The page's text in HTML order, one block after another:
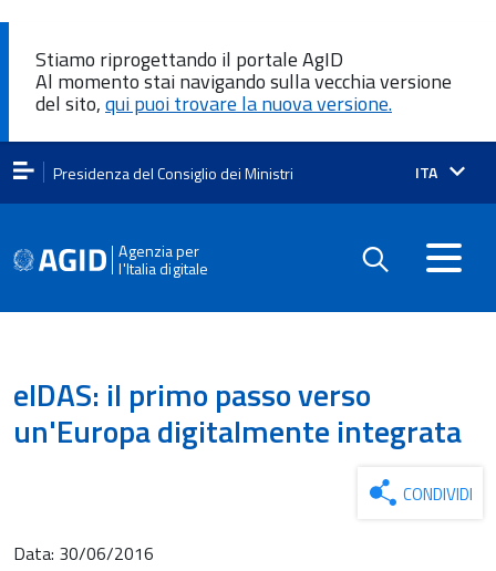
Stiamo riprogettando il portale AgID
Al momento stai navigando sulla vecchia versione
del sito,qui puoi trovare la nuova versione.
Presidenza del Consiglio dei Ministri Lingua
ITA
Agenzia per
l'Italia digitale
eIDAS: il primo passo verso
un'Europa digitalmente integrata
CONDIVIDI
Data: 30/06/2016